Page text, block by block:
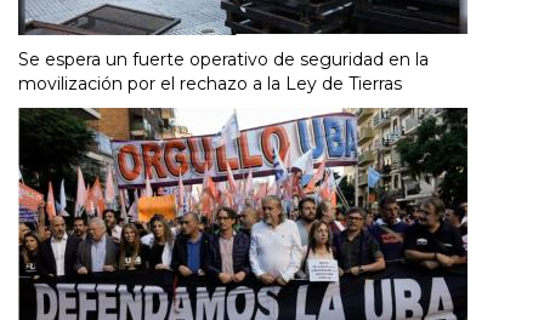
Se espera un fuerte operativo de seguridad en la
movilización por el rechazo a la Ley de Tierras